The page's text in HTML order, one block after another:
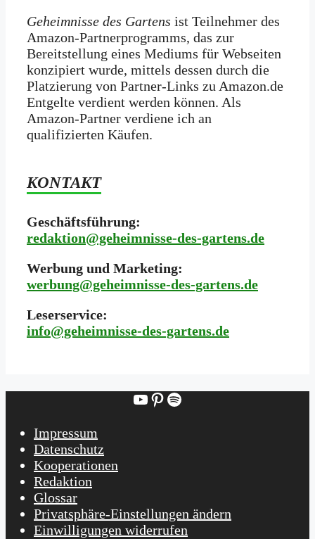
Geheimnisse des Gartens ist Teilnehmer des
Amazon-Partnerprogramms, das zur
Bereitstellung eines Mediums für Webseiten
konzipiert wurde, mittels dessen durch die
Platzierung von Partner-Links zu Amazon.de
Entgelte verdient werden können. Als
Amazon-Partner verdiene ich an
qualifizierten Käufen.
KONTAKT
Geschäftsführung:
redaktion@geheimnisse-des-gartens.de
Werbung und Marketing:
werbung@geheimnisse-des-gartens.de
Leserservice:
info@geheimnisse-des-gartens.de
YouTube
Pinterest
Spotify
Impressum
Datenschutz
Kooperationen
Redaktion
Glossar
Privatsphäre-Einstellungen ändern
Einwilligungen widerrufen